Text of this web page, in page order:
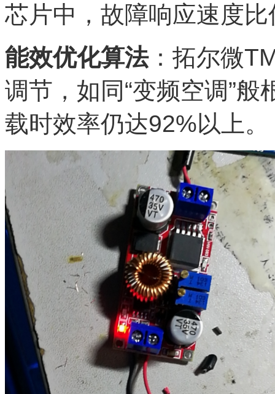
芯片中，故障响应速度
能效优化算法：拓尔微
调节，如同“变频空调”
载时效率仍达92%以上。